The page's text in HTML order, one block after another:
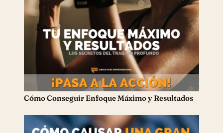
Cómo Conseguir Enfoque Máximo y Resultados